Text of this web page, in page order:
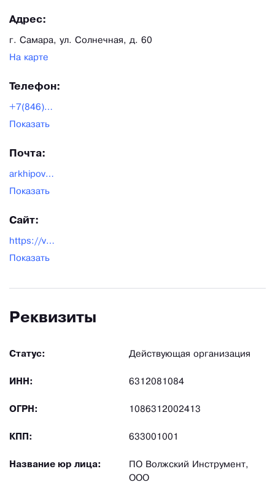
Адрес:
г. Самара, ул. Солнечная, д. 60
На карте
Телефон:
+7(846)331-37-20
Показать
Почта:
arkhipov26@yandex.ru
Показать
Сайт:
https://voint.ru/
Показать
Реквизиты
Статус: Действующая организация
ИНН: 6312081084
ОГРН: 1086312002413
КПП: 633001001
Название юр лица:
ПО Волжский Инструмент,
ООО